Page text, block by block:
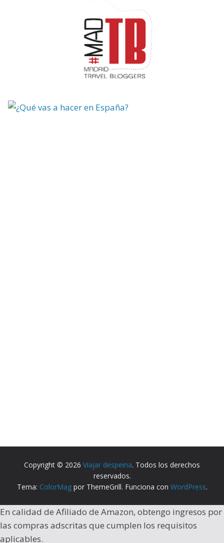
Copyright © 2026 Viajar despeina. Todos los derechos
reservados.
Tema: ColorMagpor ThemeGrill. Funciona con WordPress.
En calidad de Afiliado de Amazon, obtengo ingresos por
las compras adscritas que cumplen los requisitos
aplicables.